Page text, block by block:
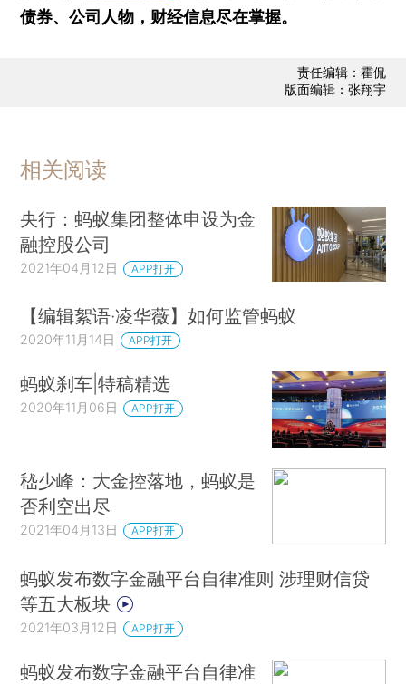
债券、公司人物，财经信息尽在掌握。
责任编辑：霍侃
版面编辑：张翔宇
相关阅读
央行：蚂蚁集团整体申设为金
融控股公司
2021年04月12日 APP打开
【编辑絮语·凌华薇】如何监管蚂蚁
2020年11月14日 APP打开
蚂蚁刹车|特稿精选
2020年11月06日 APP打开
嵇少峰：大金控落地，蚂蚁是
否利空出尽
2021年04月13日 APP打开
蚂蚁发布数字金融平台自律准则 涉理财信贷
等五大板块
2021年03月12日 APP打开
蚂蚁发布数字金融平台自律准